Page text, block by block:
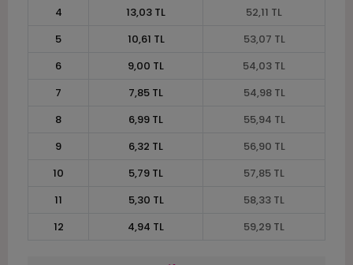
4
13,03 TL
52,11 TL
5
10,61 TL
53,07 TL
6
9,00 TL
54,03 TL
7
7,85 TL
54,98 TL
8
6,99 TL
55,94 TL
9
6,32 TL
56,90 TL
10
5,79 TL
57,85 TL
11
5,30 TL
58,33 TL
12
4,94 TL 59,29 TL